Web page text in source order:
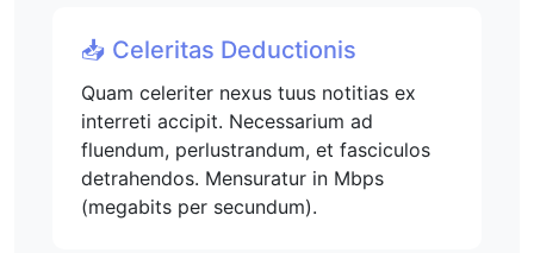
📥 Celeritas Deductionis
Quam celeriter nexus tuus notitias ex
interreti accipit. Necessarium ad
fluendum, perlustrandum, et fasciculos
detrahendos. Mensuratur in Mbps
(megabits per secundum).